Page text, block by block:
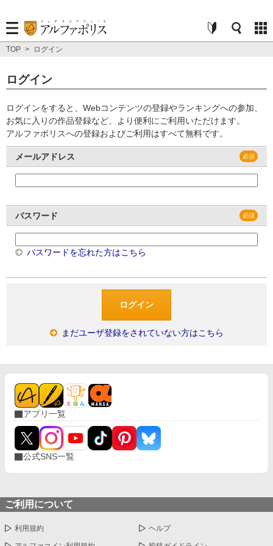
TOP > ログイン
ログイン
ログインをすると、Webコンテンツの登録やランキングへの参加、
お気に入りの作品登録など、より便利にご利用いただけます。
アルファポリスへの登録およびご利用はすべて無料です。
メールアドレス
パスワード
パスワードを忘れた方はこちら
まだユーザ登録をされていない方はこちら
アプリ一覧
公式SNS一覧
ご利用について
利用規約 ヘルプ